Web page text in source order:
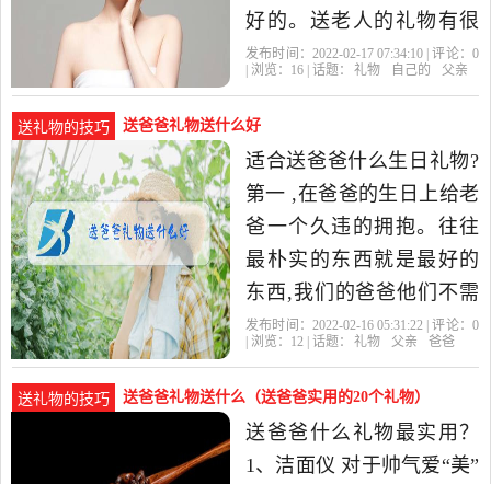
好的。送老人的礼物有很
多选择,根据你自己的经济
1、
发布时间：2022-02-17 07:34:10 | 评论： 0
| 浏览： 16 | 话题： 礼物 自己的 父亲
送礼物的技巧 送爸爸礼物送什么好
适合送爸爸什么生日礼物?
第一 ,在爸爸的生日上给老
爸一个久违的拥抱。往往
最朴实的东西就是最好的
东西,我们的爸爸他们不需
要多么华丽的礼物,只要我
发布时间：2022-02-16 05:31:22 | 评论： 0
| 浏览： 12 | 话题： 礼物 父亲 爸爸
送礼物的技巧 送爸爸礼物送什么（送爸爸实用的20个礼物）
送爸爸什么礼物最实用？
1、洁面仪 对于帅气爱“美”